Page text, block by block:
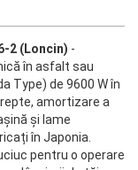
2 (Loncin) -
în asfalt sau
Type) de 9600 W în
amortizare a
și lame
în Japonia.
pentru o operare